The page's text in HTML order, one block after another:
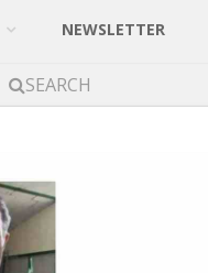
NEWSLETTER
SEARCH